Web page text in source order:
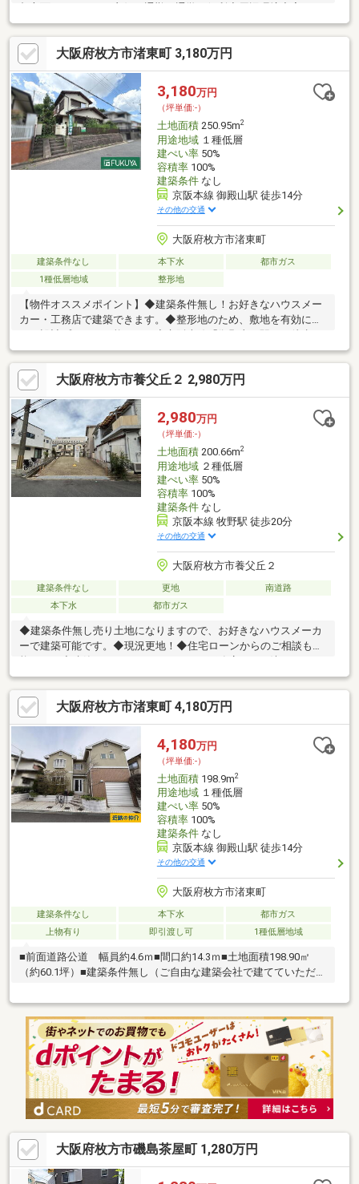
「ライフ御殿山」徒歩約7分、「ローソン三栗1丁目店」徒歩約1
分！毎日のお買い物や日常生活に便利な立地です。◆公園や保育
施設が身近に揃う、子育て世代に嬉しい住環境！「渚ゆりかご保
育園」徒歩約8分、「御殿山公園」徒歩約9分！
大阪府枚方市渚東町 3,180万円
3,180万円
（坪単価:-）
土地面積250.95m2
用途地域１種低層
建ぺい率50%
容積率100%
建築条件なし
京阪本線 御殿山駅 徒歩14分
その他の交通
大阪府枚方市渚東町
建築条件なし 本下水
都市ガス
1種低層地域
整形地
【物件オススメポイント】◆建築条件無し！お好きなハウスメー
カー・工務店で建築できます。◆整形地のため、敷地を有効に使
った設計プランが可能です。◆京阪本線「御殿山」駅まで徒歩１
４分。◆教育施設が徒歩１０分内に整う、充実の子育て環境。■
周辺施設■・枚方市立殿山第一小学校まで徒歩約２８０ｍ・枚方
市立第一中学校まで徒歩約３５０ｍ・小倉保育園まで徒歩約８５
０ｍ・セブンイレブン御殿山駅前店まで徒歩約８５０ｍ・ライフ
御殿山店まで徒歩約１０００ｍ・ウエルシア枚方御殿山店まで徒
歩約１０００ｍ・コーナン御殿山店まで徒歩約１１００ｍ・福田
総合病院まで徒歩約１０００ｍ
大阪府枚方市養父丘２ 2,980万円
2,980万円
（坪単価:-）
土地面積200.66m2
用途地域２種低層
建ぺい率50%
容積率100%
建築条件なし
京阪本線 牧野駅 徒歩20分
その他の交通
大阪府枚方市養父丘２
建築条件なし 更地
南道路
本下水
都市ガス
◆建築条件無し売り土地になりますので、お好きなハウスメーカ
ーで建築可能です。◆現況更地！◆住宅ローンからのご相談も可
能です。◆建築されるハウスメーカー、工務店がまだ決まってい
ない場合は、ご希望であればご紹介させて頂きます。ハウスメー
カー、業者様は下記のメールアドレスまで必要書類を記載の上お
送りください。info@the-house.co.jp
大阪府枚方市渚東町 4,180万円
4,180万円
（坪単価:-）
土地面積198.9m2
用途地域１種低層
建ぺい率50%
容積率100%
建築条件なし
京阪本線 御殿山駅 徒歩14分
その他の交通
大阪府枚方市渚東町
建築条件なし 本下水
都市ガス
上物有り
即引渡し可 1種低層地域
■前面道路公道 幅員約4.6ｍ■間口約14.3ｍ■土地面積198.90㎡
（約60.1坪）■建築条件無し（ご自由な建築会社で建てていただけ
大阪府枚方市磯島茶屋町 1,280万円